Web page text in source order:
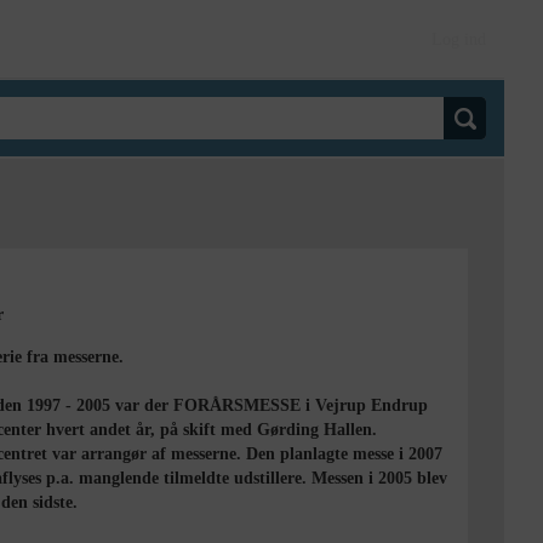
fra messerne.
1997 - 2005 var der FORÅRSMESSE i Vejrup Endrup
hvert andet år, på skift med Gørding Hallen.
var arrangør af messerne. Den planlagte messe i 2007
p.a. manglende tilmeldte udstillere. Messen i 2005 blev
sidste.